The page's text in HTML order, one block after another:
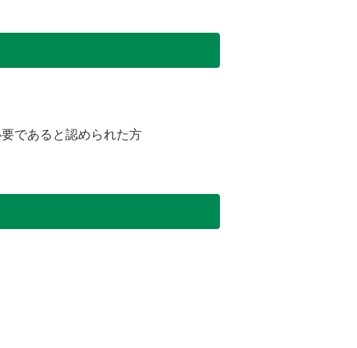
であると認められた方